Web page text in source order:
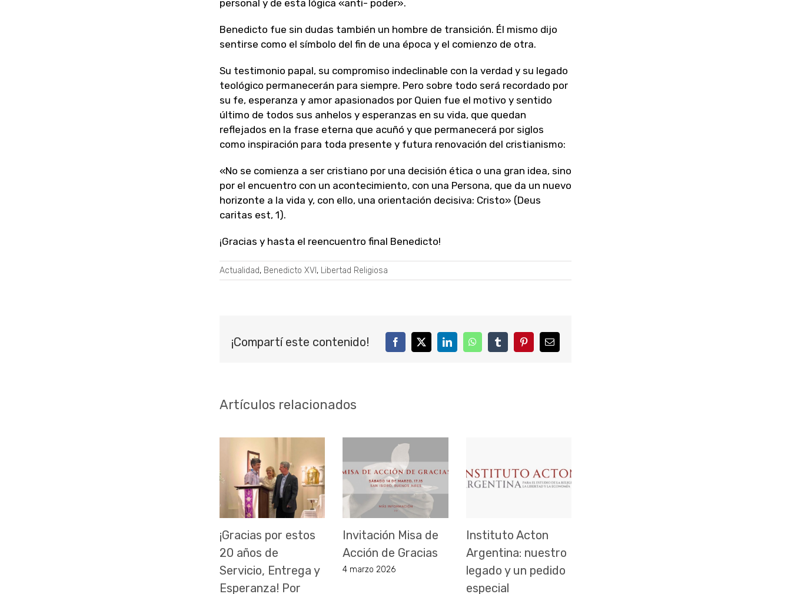
personal y de esta lógica «anti- poder».
Benedicto fue sin dudas también un hombre de transición. Él mismo dijo
sentirse como el símbolo del fin de una época y el comienzo de otra.
Su testimonio papal, su compromiso indeclinable con la verdad y su legado
teológico permanecerán para siempre. Pero sobre todo será recordado por
su fe, esperanza y amor apasionados por Quien fue el motivo y sentido
último de todos sus anhelos y esperanzas en su vida, que quedan
reflejados en la frase eterna que acuñó y que permanecerá por siglos
como inspiración para toda presente y futura renovación del cristianismo:
«No se comienza a ser cristiano por una decisión ética o una gran idea, sino
por el encuentro con un acontecimiento, con una Persona, que da un nuevo
horizonte a la vida y, con ello, una orientación decisiva: Cristo» (Deus
caritas est, 1).
¡Gracias y hasta el reencuentro final Benedicto!
Actualidad, Benedicto XVI , Libertad Religiosa
¡Compartí este contenido! FacebookTwitterLinkedInWhatsAppTumblrPinterestCorreo
electrónico
Artículos relacionados
¡Gracias por estos
20 años de
Servicio, Entrega y
Esperanza! Por
Invitación Misa de
Acción de Gracias
4 marzo 2026
Instituto Acton
Argentina: nuestro
legado y un pedido
especial